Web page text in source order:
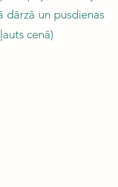
dārzā un pusdienas
cenā)